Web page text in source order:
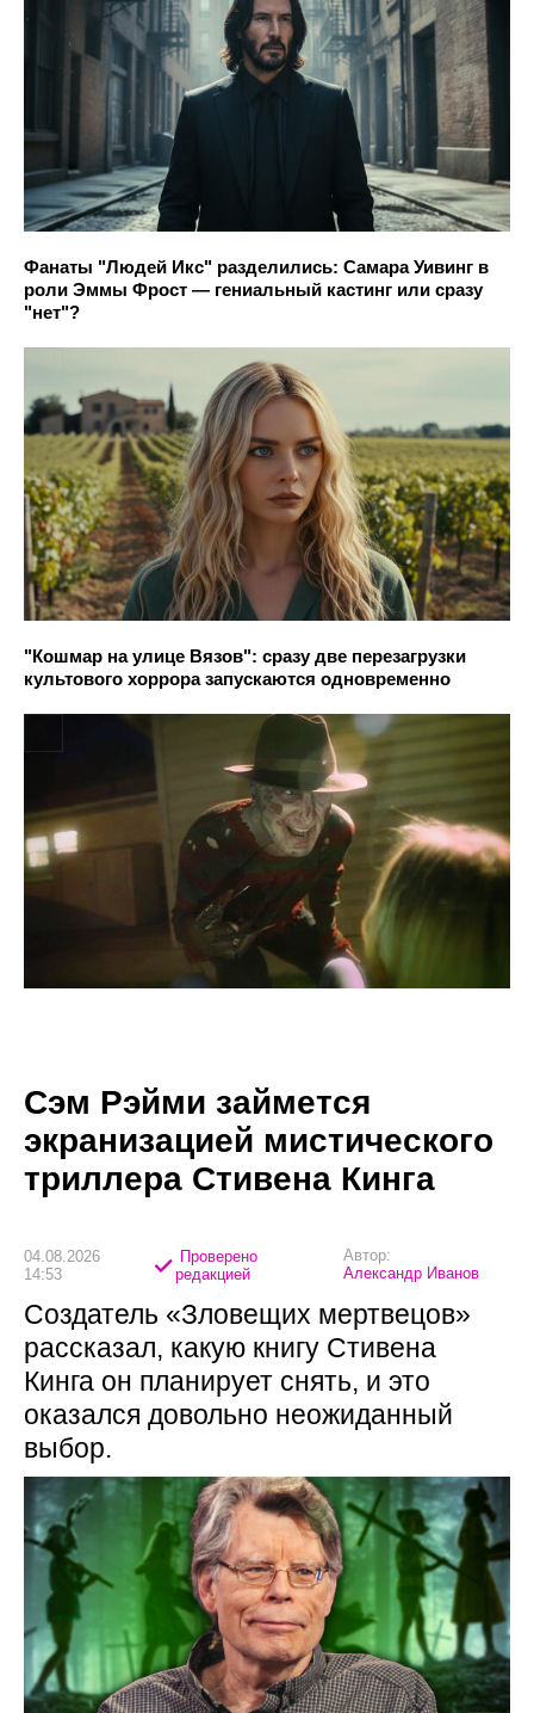
Фанаты "Людей Икс" разделились: Самара Уивинг в
роли Эммы Фрост — гениальный кастинг или сразу
"нет"?
"Кошмар на улице Вязов": сразу две перезагрузки
культового хоррора запускаются одновременно
Сэм Рэйми займется
экранизацией мистического
триллера Стивена Кинга
04.08.2026
14:53
Проверено
редакцией
Автор:
Александр Иванов
Создатель «Зловещих мертвецов»
рассказал, какую книгу Стивена
Кинга он планирует снять, и это
оказался довольно неожиданный
выбор.